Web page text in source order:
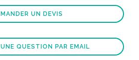
UN DEVIS
UNE QUESTION PAR EMAIL